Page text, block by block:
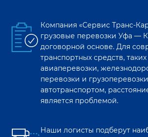
Компания «Сервис Транс-
грузовые перевозки Уфа —
договорной основе. Для
транспортных средств, таких
авиаперевозки,
перевозки и грузоперевозки
автотранспортом,
является проблемой.
Наши логисты подберут